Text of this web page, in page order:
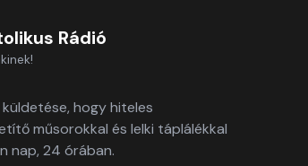
Rádió
hogy hiteles
műsorokkal és lelki táplálékkal
nap, 24 órában.